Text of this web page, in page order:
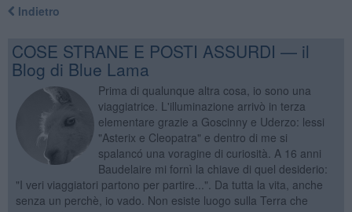
Indietro
COSE STRANE E POSTI ASSURDI — il
Blog di Blue Lama
Prima di qualunque altra cosa, io sono una
viaggiatrice. L'illuminazione arrivò in terza
elementare grazie a Goscinny e Uderzo: lessi
"Asterix e Cleopatra" e dentro di me si
spalancó una voragine di curiosità. A 16 anni
Baudelaire mi fornì la chiave di quel desiderio:
"I veri viaggiatori partono per partire...". Da tutta la vita, anche
senza un perchè, io vado. Non esiste luogo sulla Terra che